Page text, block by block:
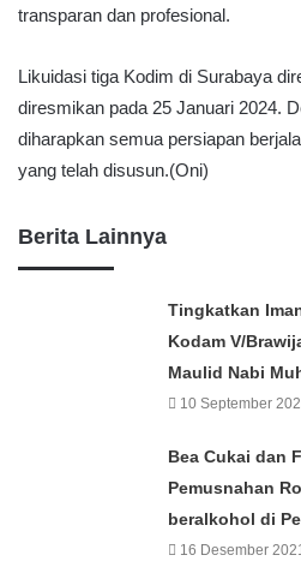
transparan dan profesional.
Likuidasi tiga Kodim di Surabaya
diresmikan pada 25 Januari 2024.
diharapkan semua persiapan
yang telah disusun.(Oni)
Berita Lainnya
Tingkatkan
Kodam V/
Maulid Nabi
10 September
Bea Cukai dan
Pemusnahan
beralkohol di
16 Desember